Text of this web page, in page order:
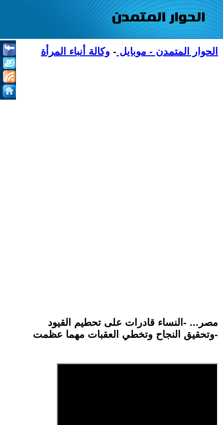
الحوار المتمدن - موبايل - وكالة أنباء المرأة
مصر... -النساء قادرات على تحطيم القيود
وتحقيق النجاح وتخطي العقبات مهما عظمت-